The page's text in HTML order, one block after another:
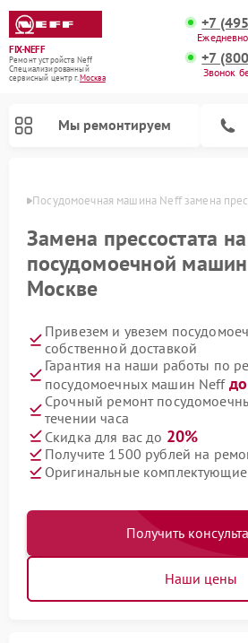
FIX-NEFF
Ремонт устройств Neff
Специализированный
cервисный центр г.Москва
+7
+7
Звонок
Мы ремонтируем
Посудомоечная машина Neff замена
Замена прессостата на
посудомоечной
Москве
Привезем и увезем
собственной доставкой
Гарантия на наши работы по
посудомоечных машин Neff
Срочный ремонт
течении часа
Скидка для вас до 20%
Получите 1500 рублей на
Оригинальные
Получить
Наши цены